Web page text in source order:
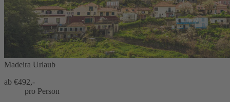
Madeira Urlaub
ab €492,-
pro Person